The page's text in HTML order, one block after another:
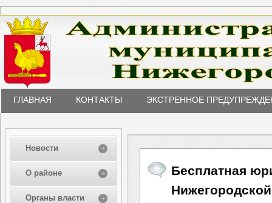
ГЛАВНАЯ КОНТАКТЫ ЭКСТРЕННОЕ
Новости
О районе
Органы власти
Бесплатная